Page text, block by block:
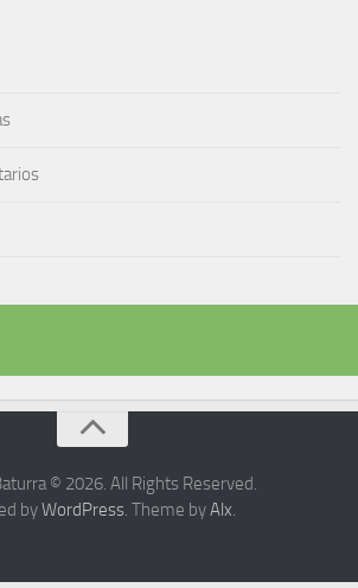
© 2026. All Rights Reserved.
byWordPress. Theme byAlx.